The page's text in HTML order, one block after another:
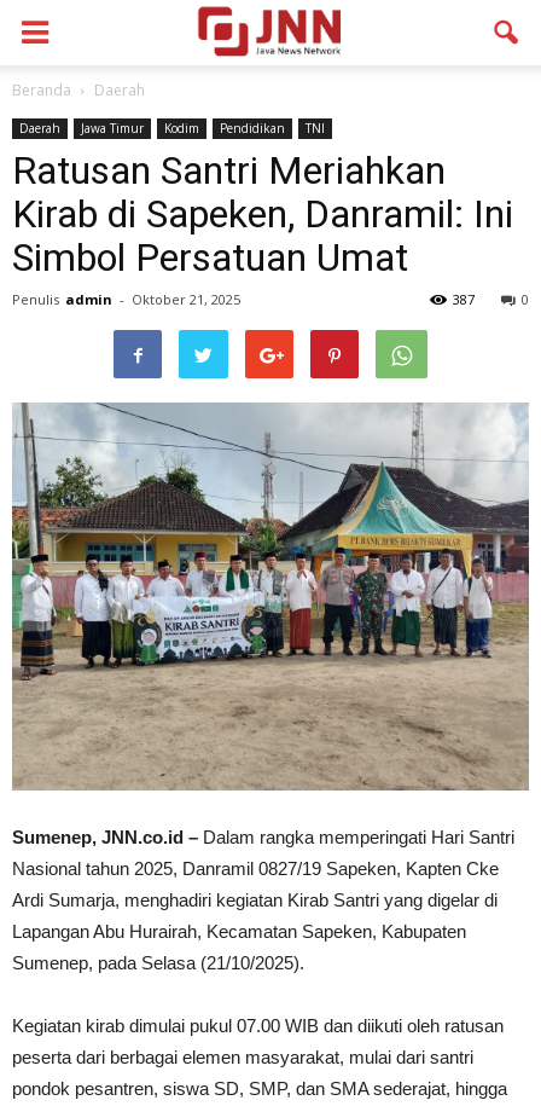
Beranda Daerah
Daerah Jawa Timur Kodim Pendidikan TNI
Ratusan Santri Meriahkan
Kirab di Sapeken, Danramil: Ini
Simbol Persatuan Umat
Penulis admin - Oktober 21, 2025 0
387
Sumenep, JNN.co.id – Dalam rangka memperingati Hari Santri
Nasional tahun 2025, Danramil 0827/19 Sapeken, Kapten Cke
Ardi Sumarja, menghadiri kegiatan Kirab Santri yang digelar di
Lapangan Abu Hurairah, Kecamatan Sapeken, Kabupaten
Sumenep, pada Selasa (21/10/2025).
Kegiatan kirab dimulai pukul 07.00 WIB dan diikuti oleh ratusan
peserta dari berbagai elemen masyarakat, mulai dari santri
pondok pesantren, siswa SD, SMP, dan SMA sederajat, hingga